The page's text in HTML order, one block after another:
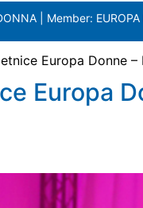
| Member:
Europa Donne
Europa